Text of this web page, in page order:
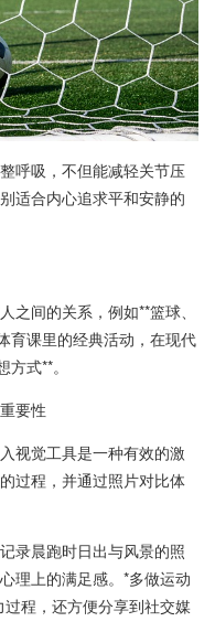
呼吸，不但能减轻关节压
适合内心追求平和安静的
之间的关系，例如**篮球、
育课里的经典活动，在现代
式**。
要性
视觉工具是一种有效的激
过程，并通过照片对比体
录晨跑时日出与风景的照
理上的满足感。*多做运动
程，还方便分享到社交媒